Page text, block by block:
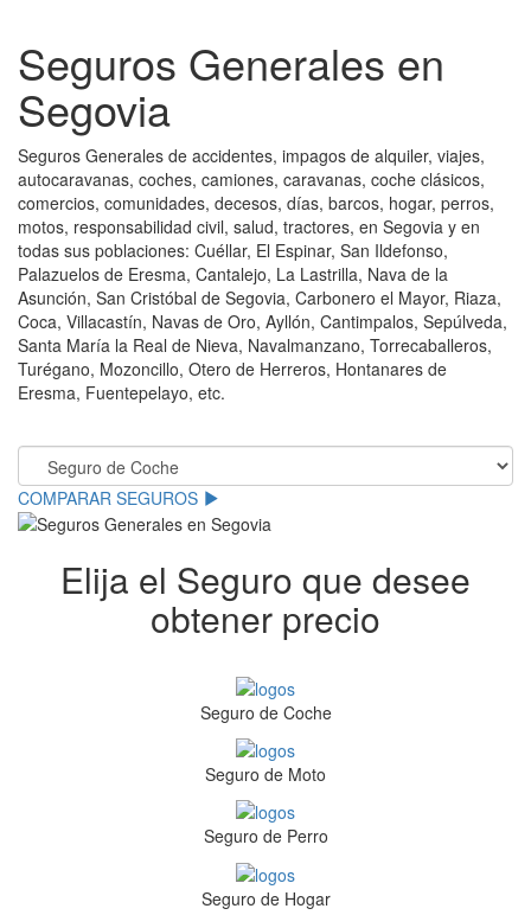
Seguros Generales en
Segovia
Seguros Generales de accidentes, impagos de alquiler, viajes,
autocaravanas, coches, camiones, caravanas, coche clásicos,
comercios, comunidades, decesos, días, barcos, hogar, perros,
motos, responsabilidad civil, salud, tractores, en Segovia y en
todas sus poblaciones: Cuéllar, El Espinar, San Ildefonso,
Palazuelos de Eresma, Cantalejo, La Lastrilla, Nava de la
Asunción, San Cristóbal de Segovia, Carbonero el Mayor, Riaza,
Coca, Villacastín, Navas de Oro, Ayllón, Cantimpalos, Sepúlveda,
Santa María la Real de Nieva, Navalmanzano, Torrecaballeros,
Turégano, Mozoncillo, Otero de Herreros, Hontanares de
Eresma, Fuentepelayo, etc.
COMPARAR SEGUROS
Elija el Seguro que desee
obtener precio
Seguro de Coche
Seguro de Moto
Seguro de Perro
Seguro de Hogar